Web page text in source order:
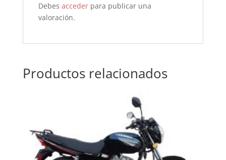
Debes accederpara publicar una
valoración.
Productos relacionados